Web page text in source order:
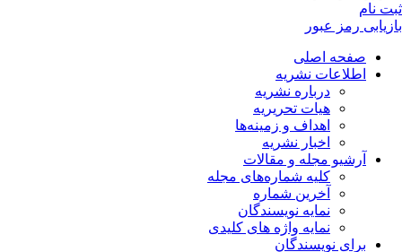
نام
رمز عبور
صفحه اصلی
اطلاعات نشریه
درباره نشریه
هیات تحریریه
اهداف و زمینه‌ها
اخبار نشریه
آرشیو مجله و مقالات
کلیه شماره‌های مجله
آخرین شماره
نمایه نویسندگان
نمایه واژه های کلیدی
برای نویسندگان